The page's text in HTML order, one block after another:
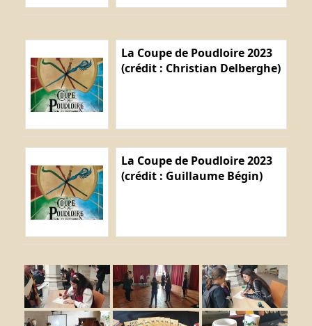
La Coupe de Poudloire 2023
(crédit : Christian Delberghe)
La Coupe de Poudloire 2023
(crédit : Guillaume Bégin)